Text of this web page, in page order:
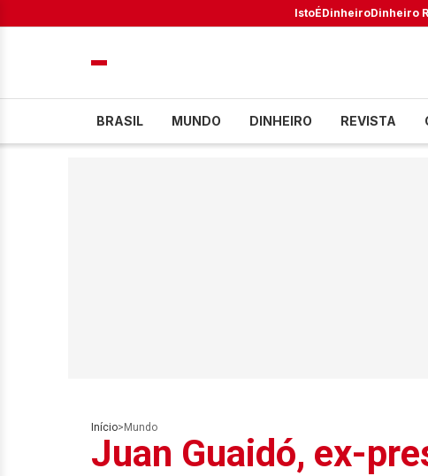
IstoÉDinheiroDinheiro
BRASIL MUNDO DINHEIRO REVISTA
Início> Mundo
Juan Guaidó, ex-